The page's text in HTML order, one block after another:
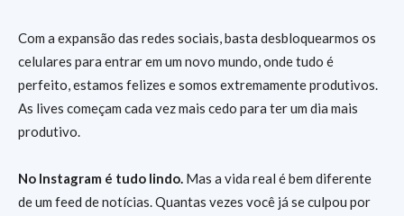
Com a expansão das redes sociais, basta desbloquearmos os
celulares para entrar em um novo mundo, onde tudo é
perfeito, estamos felizes e somos extremamente produtivos.
As lives começam cada vez mais cedo para ter um dia mais
produtivo.
No Instagram é tudo lindo. Mas a vida real é bem diferente
de um feed de notícias. Quantas vezes você já se culpou por